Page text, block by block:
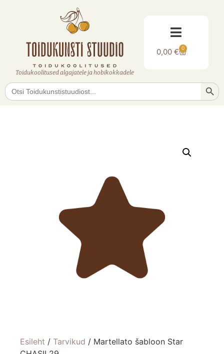
Toidukoolitused algajatele ja hobikokkadele
0,00€ 0
Search
for:
Esileht / Tarvikud / Martellato šabloon Star